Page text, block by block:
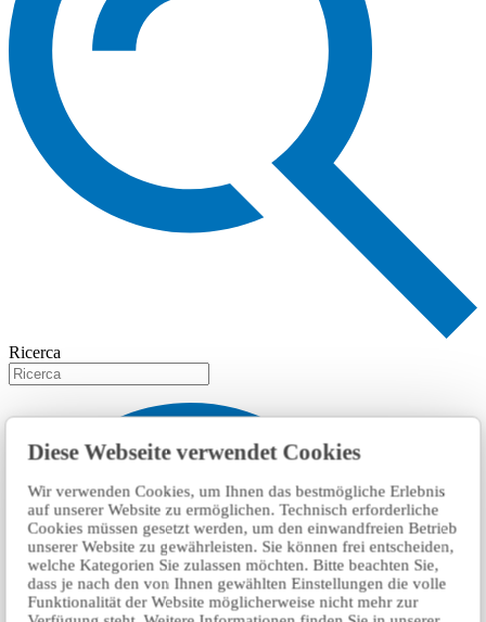
Diese Webseite verwendet Cookies
Wir verwenden Cookies, um Ihnen das bestmögliche Erlebnis
auf unserer Website zu ermöglichen. Technisch erforderliche
Cookies müssen gesetzt werden, um den einwandfreien Betrieb
unserer Website zu gewährleisten. Sie können frei entscheiden,
welche Kategorien Sie zulassen möchten. Bitte beachten Sie,
dass je nach den von Ihnen gewählten Einstellungen die volle
Funktionalität der Website möglicherweise nicht mehr zur
Ricerca